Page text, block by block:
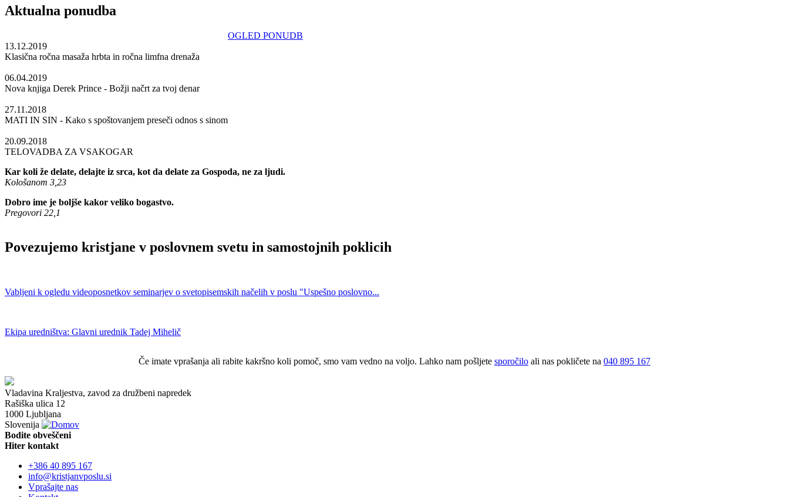
Aktualna ponudba
13.12.2019
Klasična ročna masaža hrbta in ročna limfna drenaža
06.04.2019
Nova knjiga Derek Prince - Božji načrt za tvoj denar
27.11.2018
MATI IN SIN - Kako s spoštovanjem preseči odnos s sinom
20.09.2018
TELOVADBA ZA VSAKOGAR
OGLED PONUDB
Kar koli že delate, delajte iz srca, kot da delate za Gospoda, ne za ljudi.
Kološanom 3,23
Dobro ime je boljše kakor veliko bogastvo.
Pregovori 22,1
Povezujemo kristjane v poslovnem svetu in samostojnih poklicih
Vabljeni k ogledu videoposnetkov seminarjev o svetopisemskih načelih v poslu "Uspešno poslovno...
Ekipa uredništva: Glavni urednik Tadej Mihelič
Če imate vprašanja ali rabite kakršno koli pomoč, smo vam vedno na voljo. Lahko nam pošljete sporočilo ali nas pokličete na 040 895 167
Vladavina Kraljestva, zavod za družbeni napredek
Rašiška ulica 12
1000 Ljubljana
Slovenija
Bodite obveščeni
Hiter kontakt
+386 40 895 167
info@kristjanvposlu.si
Vprašajte nas